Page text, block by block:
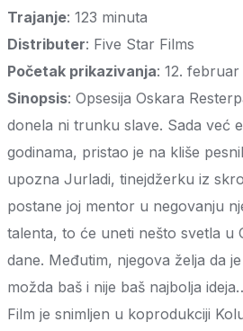
Trajanje: 123 minuta
Distributer: Five Star Films
Početak prikazivanja: 12.
Sinopsis: Opsesija Oskara
donela ni trunku slave. Sada već
godinama, pristao je na kliše
upozna Jurladi, tinejdžerku iz
postane joj mentor u negovanju
talenta, to će uneti nešto svetla u
dane. Međutim, njegova želja da
možda baš i nije baš najbolja
Film je snimljen u koprodukciji